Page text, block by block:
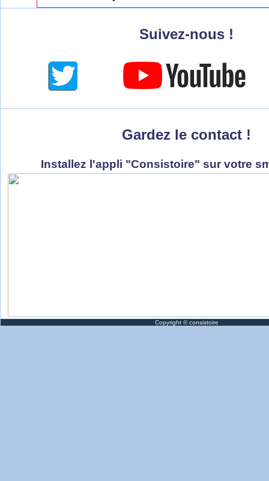
Suivez-nous !
Gardez le contact !
Installez l'appli "Consistoire" sur votre
Copyright © consistoire